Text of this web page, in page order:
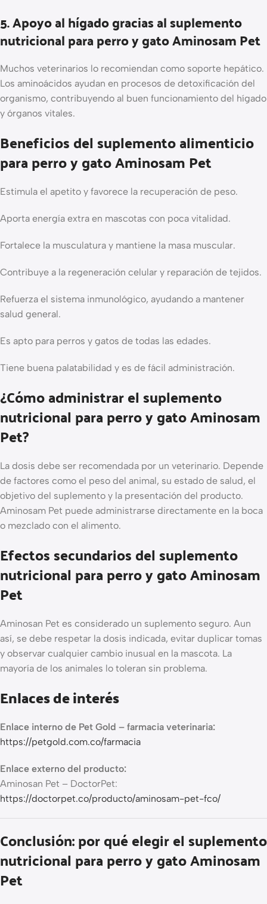
5. Apoyo al hígado gracias al suplemento
nutricional para perro y gato Aminosam Pet
Muchos veterinarios lo recomiendan como soporte hepático.
Los aminoácidos ayudan en procesos de detoxificación del
organismo, contribuyendo al buen funcionamiento del hígado
y órganos vitales.
Beneficios del suplemento alimenticio
para perro y gato Aminosam Pet
Estimula el apetito y favorece la recuperación de peso.
Aporta energía extra en mascotas con poca vitalidad.
Fortalece la musculatura y mantiene la masa muscular.
Contribuye a la regeneración celular y reparación de tejidos.
Refuerza el sistema inmunológico, ayudando a mantener
salud general.
Es apto para perros y gatos de todas las edades.
Tiene buena palatabilidad y es de fácil administración.
¿Cómo administrar el suplemento
nutricional para perro y gato Aminosam
Pet?
La dosis debe ser recomendada por un veterinario. Depende
de factores como el peso del animal, su estado de salud, el
objetivo del suplemento y la presentación del producto.
Aminosam Pet puede administrarse directamente en la boca
o mezclado con el alimento.
Efectos secundarios del suplemento
nutricional para perro y gato Aminosam
Pet
Aminosan Pet es considerado un suplemento seguro. Aun
así, se debe respetar la dosis indicada, evitar duplicar tomas
y observar cualquier cambio inusual en la mascota. La
mayoría de los animales lo toleran sin problema.
Enlaces de interés
Enlace interno de Pet Gold – farmacia veterinaria:
https://petgold.com.co/farmacia
Enlace externo del producto:
Aminosan Pet – DoctorPet:
https://doctorpet.co/producto/aminosam-pet-fco/
Conclusión: por qué elegir el suplemento
nutricional para perro y gato Aminosam
Pet